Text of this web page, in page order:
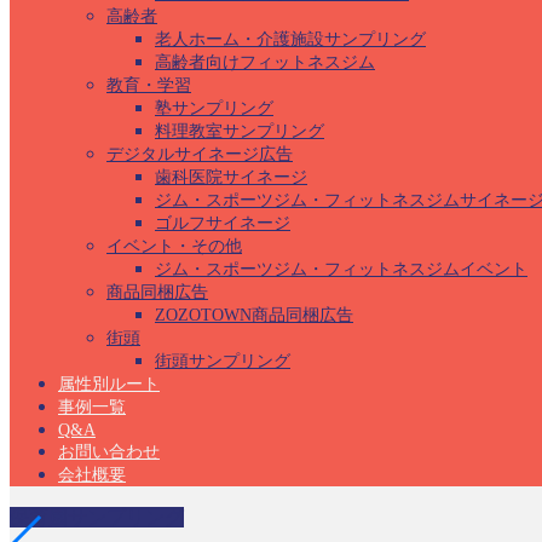
高齢者
老人ホーム・介護施設サンプリング
高齢者向けフィットネスジム
教育・学習
塾サンプリング
料理教室サンプリング
デジタルサイネージ広告
歯科医院サイネージ
ジム・スポーツジム・フィットネスジムサイネー
ゴルフサイネージ
イベント・その他
ジム・スポーツジム・フィットネスジムイベント
商品同梱広告
ZOZOTOWN商品同梱広告
街頭
街頭サンプリング
属性別ルート
事例一覧
Q&A
お問い合わせ
会社概要
保育園サンプリング